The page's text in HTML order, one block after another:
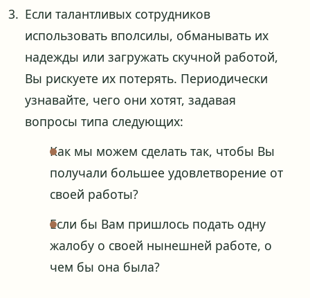
Если талантливых сотрудников
использовать вполсилы, обманывать их
надежды или загружать скучной работой,
Вы рискуете их потерять. Периодически
узнавайте, чего они хотят, задавая
вопросы типа следующих:
Как мы можем сделать так, чтобы Вы
получали большее удовлетворение от
своей работы?
Если бы Вам пришлось подать одну
жалобу о своей нынешней работе, о
чем бы она была?